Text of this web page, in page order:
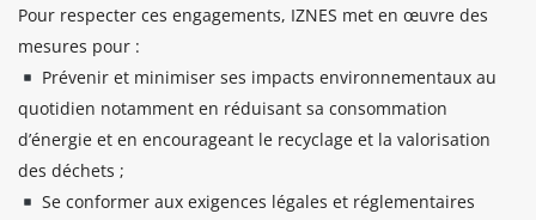
Pour respecter ces engagements, IZNES met en œuvre des
mesures pour :
Prévenir et minimiser ses impacts environnementaux au
quotidien notamment en réduisant sa consommation
d’énergie et en encourageant le recyclage et la valorisation
des déchets ;
Se conformer aux exigences légales et réglementaires